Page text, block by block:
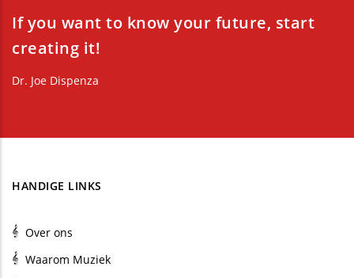
If you want to know your future, start
creating it!
Dr. Joe Dispenza
HANDIGE LINKS
Over ons
Waarom Muziek